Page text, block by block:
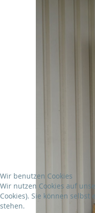
Wir benutzen Cookies
Wir nutzen Cookies auf
Cookies). Sie können
stehen.